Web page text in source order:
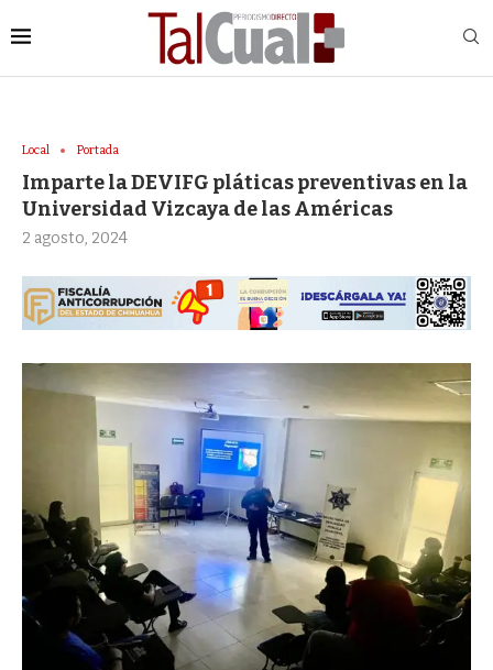
Local Portada
Imparte la DEVIFG pláticas preventivas en la
Universidad Vizcaya de las Américas
2 agosto, 2024